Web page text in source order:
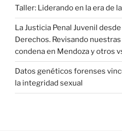
Taller: Liderando en la era de
La Justicia Penal Juvenil
Derechos. Revisando
condena en Mendoza y otros
Datos genéticos forenses
la integridad sexual